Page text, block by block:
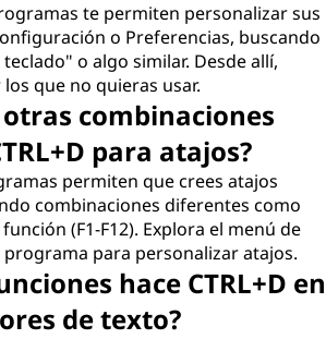
te permiten personalizar sus
o Preferencias, buscando
o algo similar. Desde allí,
que no quieras usar.
combinaciones
para atajos?
permiten que crees atajos
combinaciones diferentes como
(F1-F12). Explora el menú de
para personalizar atajos.
hace CTRL+D en
de texto?